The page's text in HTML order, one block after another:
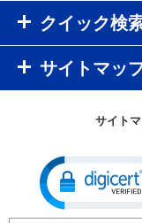
クイック検
サイトマッ
サイト